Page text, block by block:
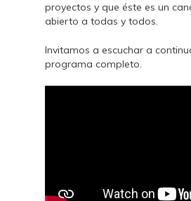
proyectos y que éste es un
abierto a todas y todos.
Invitamos a escuchar a
programa completo.